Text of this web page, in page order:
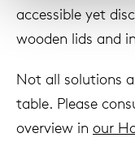
accessible yet
wooden lids and
Not all solutions
table. Please
overview in our